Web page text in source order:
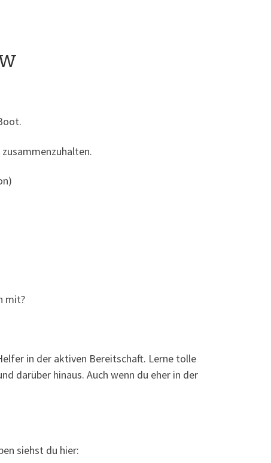
mit?
in der akti­ven Bereit­schaft. Ler­ne tol­le
dar­über hin­aus. Auch wenn du eher in der
siehst du hier: